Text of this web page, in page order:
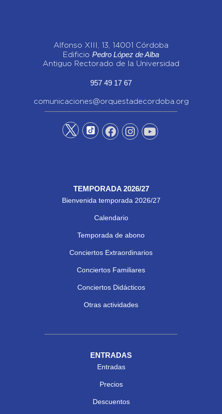
Alfonso XIII, 13, 14001 Córdoba
Edificio Pedro López de Alba
Antiguo Rectorado de la Universidad
957 49 17 67
comunicaciones@orquestadecordoba.org
TEMPORADA 2026/27
Bienvenida temporada 2026/27
Calendario
Temporada de abono
Conciertos Extraordinarios
Conciertos Familiares
Conciertos Didácticos
Otras actividades
ENTRADAS
Entradas
Precios
Descuentos